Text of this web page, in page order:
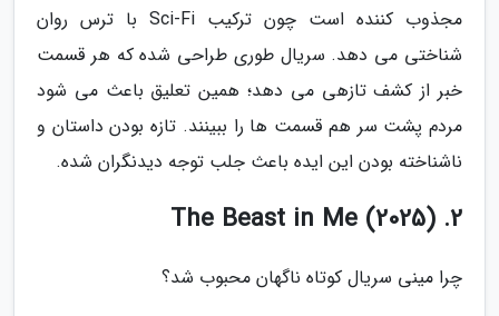
مجذوب کننده است چون ترکیب Sci-Fi با ترس روان
شناختی می دهد. سریال طوری طراحی شده که هر قسمت
خبر از کشف تازهی می دهد؛ همین تعلیق باعث می شود
مردم پشت سر هم قسمت ها را ببینند. تازه بودن داستان و
ناشناخته بودن این ایده باعث جلب توجه دیدنگران شده.
2. The Beast in Me (2025)
چرا مینی سریال کوتاه ناگهان محبوب شد؟